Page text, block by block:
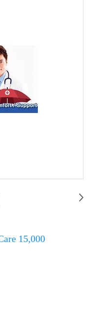
15,000